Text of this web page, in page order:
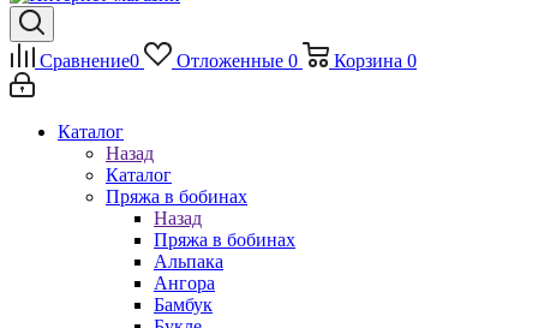
Сравнение0 Отложенные 0 Корзина 0
Каталог
Назад
Каталог
Пряжа в бобинах
Назад
Пряжа в бобинах
Альпака
Ангора
Бамбук